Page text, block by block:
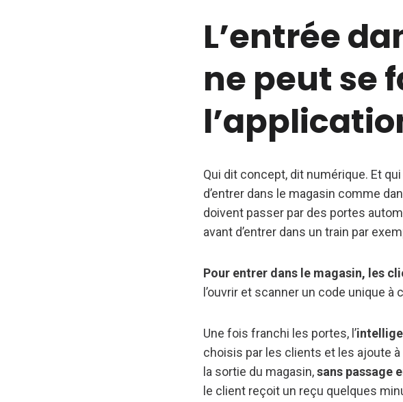
L’entrée
ne peut se
Qui dit concept, dit numérique. Et
d’entrer dans le magasin comme
doivent passer par des portes
avant d’entrer dans un train par
Pour entrer dans le magasin, les
l’ouvrir et scanner un code unique à
Une fois franchi les portes, l’
choisis par les clients et les ajoute à
la sortie du magasin,sans passage
le client reçoit un reçu quelques